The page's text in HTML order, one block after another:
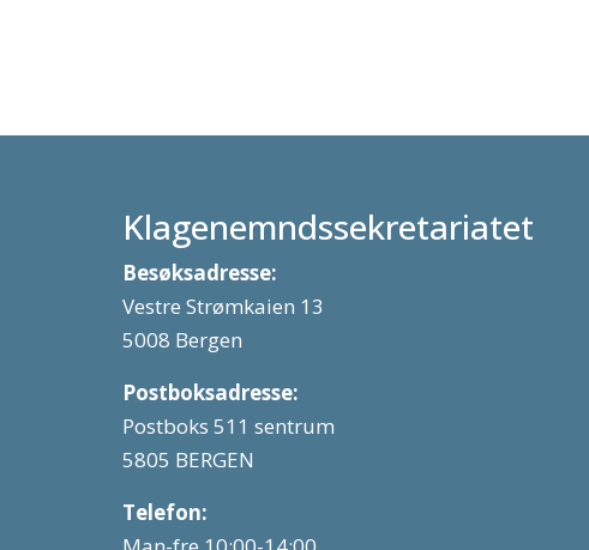
Klagenemndssekretariatet
Besøksadresse:
Vestre Strømkaien 13
5008 Bergen
Postboksadresse:
Postboks 511 sentrum
5805 BERGEN
Telefon: